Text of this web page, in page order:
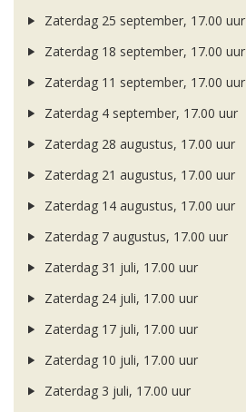
Zaterdag 25 september, 17.00 uur
Zaterdag 18 september, 17.00 uur
Zaterdag 11 september, 17.00 uur
Zaterdag 4 september, 17.00 uur
Zaterdag 28 augustus, 17.00 uur
Zaterdag 21 augustus, 17.00 uur
Zaterdag 14 augustus, 17.00 uur
Zaterdag 7 augustus, 17.00 uur
Zaterdag 31 juli, 17.00 uur
Zaterdag 24 juli, 17.00 uur
Zaterdag 17 juli, 17.00 uur
Zaterdag 10 juli, 17.00 uur
Zaterdag 3 juli, 17.00 uur